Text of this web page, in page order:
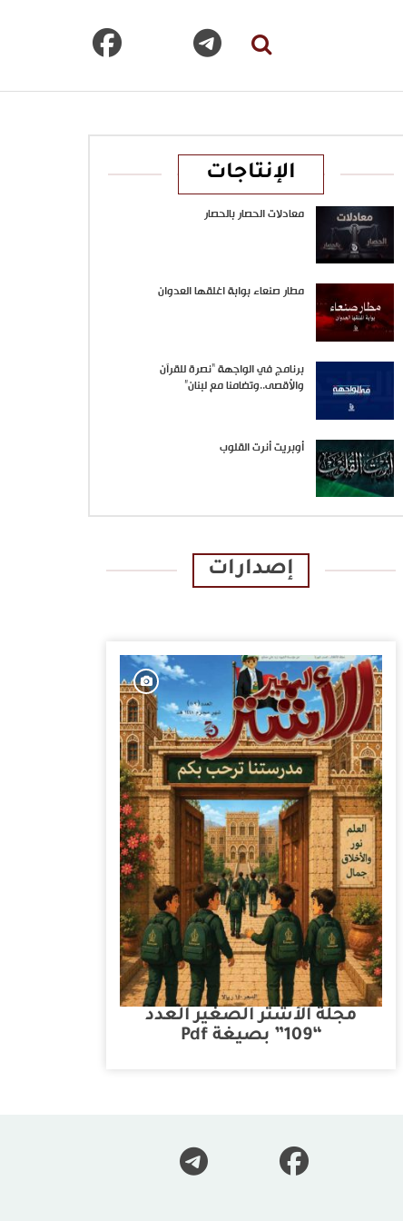
الإنتاجات
معادلات الحصار بالحصار
مطار صنعاء بوابة اغلقها العدوان
برنامج في الواجهة “نصرة للقرآن
والأقصى..وتضامنا مع لبنان”
أوبريت أنرت القلوب
إصدارات
مجلة الأشتر الصغير العدد
“109” بصيغة Pdf